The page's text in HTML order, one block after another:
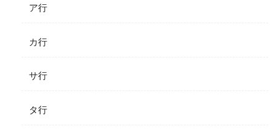
ア行
カ行
サ行
タ行